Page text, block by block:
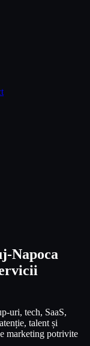
Napoca
uri, tech, SaaS,
talent și
marketing potrivite